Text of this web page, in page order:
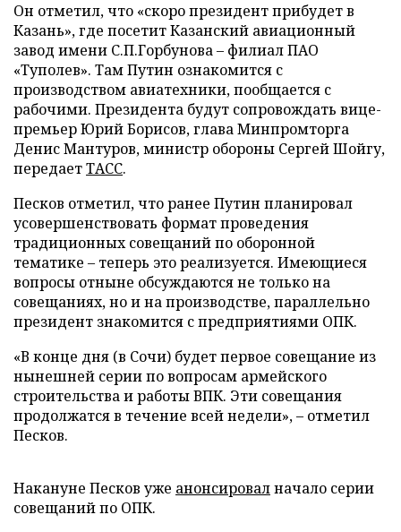
Он отметил, что «скоро президент прибудет в
Казань», где посетит Казанский авиационный
завод имени С.П.Горбунова – филиал ПАО
«Туполев». Там Путин ознакомится с
производством авиатехники, пообщается с
рабочими. Президента будут сопровождать вице-
премьер Юрий Борисов, глава Минпромторга
Денис Мантуров, министр обороны Сергей Шойгу,
передаетТАСС.
Песков отметил, что ранее Путин планировал
усовершенствовать формат проведения
традиционных совещаний по оборонной
тематике – теперь это реализуется. Имеющиеся
вопросы отныне обсуждаются не только на
совещаниях, но и на производстве, параллельно
президент знакомится с предприятиями ОПК.
«В конце дня (в Сочи) будет первое совещание из
нынешней серии по вопросам армейского
строительства и работы ВПК. Эти совещания
продолжатся в течение всей недели», – отметил
Песков.
Накануне Песков уже анонсировалначало серии
совещаний по ОПК.